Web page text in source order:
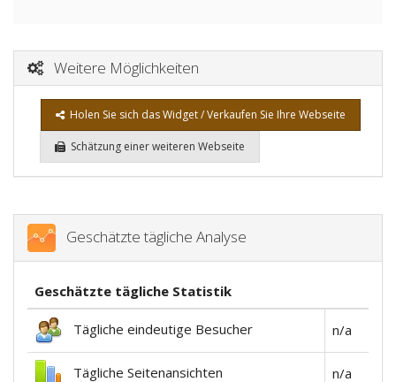
Weitere Möglichkeiten
Holen Sie sich das Widget / Verkaufen Sie Ihre Webseite
Schätzung einer weiteren Webseite
Geschätzte tägliche Analyse
Geschätzte tägliche Statistik
Tägliche eindeutige Besucher n/a
Tägliche Seitenansichten n/a